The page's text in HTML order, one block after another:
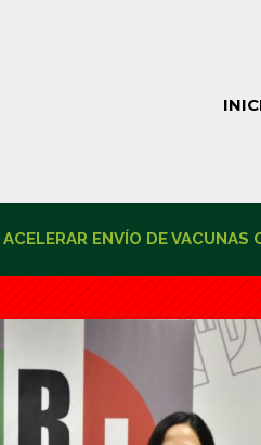
ENVÍO DE